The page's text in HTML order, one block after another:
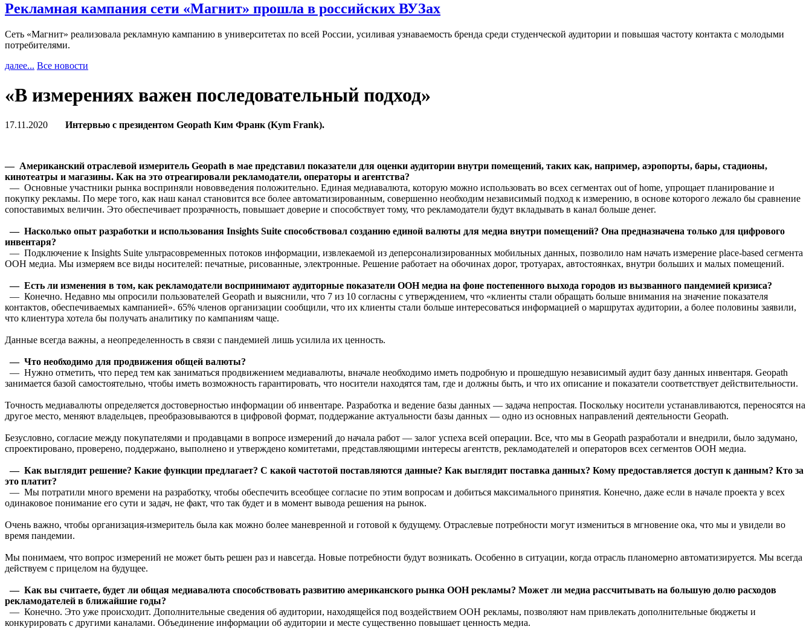
Рекламная кампания сети «Магнит» прошла в российских ВУЗах
Сеть «Магнит» реализовала рекламную кампанию в университетах по всей России, усиливая узнаваемость бренда среди студенческой аудитории и повышая частоту контакта с молодыми
потребителями.
далее... Все новости
«В измерениях важен последовательный подход»
17.11.2020 Интервью с президентом Geopath Ким Франк (Kym Frank).
— Американский отраслевой измеритель Geopath в мае представил показатели для оценки аудитории внутри помещений, таких как, например, аэропорты, бары, стадионы,
кинотеатры и магазины. Как на это отреагировали рекламодатели, операторы и агентства?
— Основные участники рынка восприняли нововведения положительно. Единая медиавалюта, которую можно использовать во всех сегментах out of home, упрощает планирование и
покупку рекламы. По мере того, как наш канал становится все более автоматизированным, совершенно необходим независимый подход к измерению, в основе которого лежало бы сравнение
сопоставимых величин. Это обеспечивает прозрачность, повышает доверие и способствует тому, что рекламодатели будут вкладывать в канал больше денег.
— Насколько опыт разработки и использования Insights Suite способствовал созданию единой валюты для медиа внутри помещений? Она предназначена только для цифрового
инвентаря?
— Подключение к Insights Suite ультрасовременных потоков информации, извлекаемой из деперсонализированных мобильных данных, позволило нам начать измерение place-based сегмента
OOH медиа. Мы измеряем все виды носителей: печатные, рисованные, электронные. Решение работает на обочинах дорог, тротуарах, автостоянках, внутри больших и малых помещений.
— Есть ли изменения в том, как рекламодатели воспринимают аудиторные показатели OOH медиа на фоне постепенного выхода городов из вызванного пандемией кризиса?
— Конечно. Недавно мы опросили пользователей Geopath и выяснили, что 7 из 10 согласны с утверждением, что «клиенты стали обращать больше внимания на значение показателя
контактов, обеспечиваемых кампанией». 65% членов организации сообщили, что их клиенты стали больше интересоваться информацией о маршрутах аудитории, а более половины заявили,
что клиентура хотела бы получать аналитику по кампаниям чаще.
Данные всегда важны, а неопределенность в связи с пандемией лишь усилила их ценность.
— Что необходимо для продвижения общей валюты?
— Нужно отметить, что перед тем как заниматься продвижением медиавалюты, вначале необходимо иметь подробную и прошедшую независимый аудит базу данных инвентаря. Geopath
занимается базой самостоятельно, чтобы иметь возможность гарантировать, что носители находятся там, где и должны быть, и что их описание и показатели соответствует действительности.
Точность медиавалюты определяется достоверностью информации об инвентаре. Разработка и ведение базы данных — задача непростая. Поскольку носители устанавливаются, переносятся на
другое место, меняют владельцев, преобразовываются в цифровой формат, поддержание актуальности базы данных — одно из основных направлений деятельности Geopath.
Безусловно, согласие между покупателями и продавцами в вопросе измерений до начала работ — залог успеха всей операции. Все, что мы в Geopath разработали и внедрили, было задумано,
спроектировано, проверено, поддержано, выполнено и утверждено комитетами, представляющими интересы агентств, рекламодателей и операторов всех сегментов OOH медиа.
— Как выглядит решение? Какие функции предлагает? С какой частотой поставляются данные? Как выглядит поставка данных? Кому предоставляется доступ к данным? Кто за
это платит?
— Мы потратили много времени на разработку, чтобы обеспечить всеобщее согласие по этим вопросам и добиться максимального принятия. Конечно, даже если в начале проекта у всех
одинаковое понимание его сути и задач, не факт, что так будет и в момент вывода решения на рынок.
Очень важно, чтобы организация-измеритель была как можно более маневренной и готовой к будущему. Отраслевые потребности могут измениться в мгновение ока, что мы и увидели во
время пандемии.
Мы понимаем, что вопрос измерений не может быть решен раз и навсегда. Новые потребности будут возникать. Особенно в ситуации, когда отрасль планомерно автоматизируется. Мы всегда
действуем с прицелом на будущее.
— Как вы считаете, будет ли общая медиавалюта способствовать развитию американского рынка OOH рекламы? Может ли медиа рассчитывать на большую долю расходов
рекламодателей в ближайшие годы?
— Конечно. Это уже происходит. Дополнительные сведения об аудитории, находящейся под воздействием OOH рекламы, позволяют нам привлекать дополнительные бюджеты и
конкурировать с другими каналами. Объединение информации об аудитории и месте существенно повышает ценность медиа.